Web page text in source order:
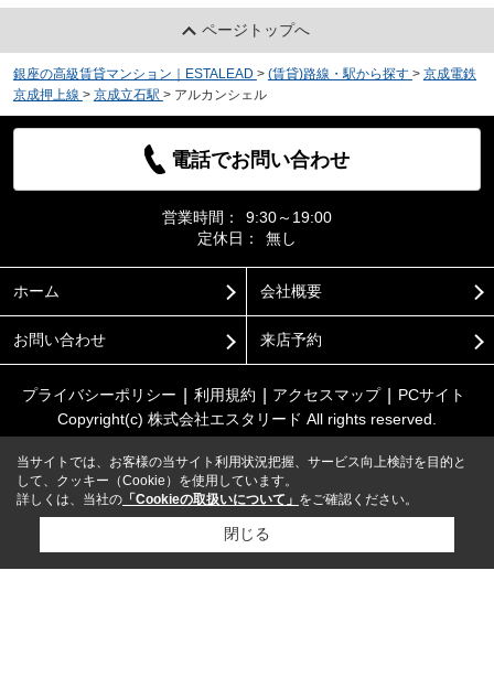
ページトップへ
銀座の高級賃貸マンション｜ESTALEAD > (賃貸)路線・駅から探す > 京成電鉄
京成押上線 > 京成立石駅 > アルカンシェル
電話でお問い合わせ
営業時間：
9:30～19:00
定休日：
無し
ホーム 会社概要
お問い合わせ 来店予約
プライバシーポリシー 利用規約 アクセスマップ
PCサイト
Copyright(c) 株式会社エスタリード All rights reserved.
当サイトでは、お客様の当サイト利用状況把握、サービス向上検討を目的と
して、クッキー（Cookie）を使用しています。
詳しくは、当社の 「Cookieの取扱いについて」 をご確認ください。
閉じる